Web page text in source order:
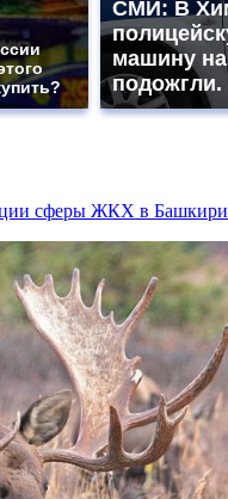
СМИ: В
машину
подожгли.
сферы ЖКХ в